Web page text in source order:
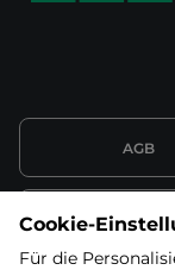
AGB
Cookie-
Für die